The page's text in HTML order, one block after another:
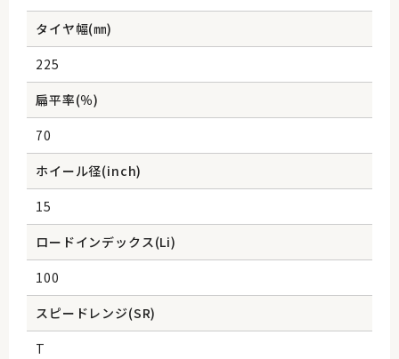
タイヤ幅(㎜)
225
扁平率(％)
70
ホイール径(inch)
15
ロードインデックス(Li)
100
スピードレンジ(SR)
T